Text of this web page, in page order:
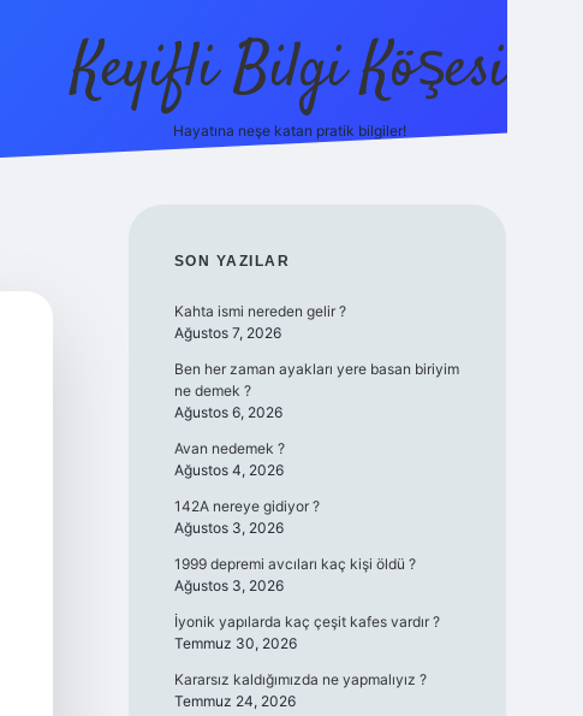
Keyifli Bilgi Köşesi
Hayatına neşe katan pratik bilgiler!
SIDEBAR
SON YAZILAR
Kahta ismi nereden gelir ?
Ağustos 7, 2026
Ben her zaman ayakları yere basan biriyim
ne demek ?
Ağustos 6, 2026
Avan nedemek ?
Ağustos 4, 2026
142A nereye gidiyor ?
Ağustos 3, 2026
1999 depremi avcıları kaç kişi öldü ?
Ağustos 3, 2026
İyonik yapılarda kaç çeşit kafes vardır ?
Temmuz 30, 2026
Kararsız kaldığımızda ne yapmalıyız ?
Temmuz 24, 2026